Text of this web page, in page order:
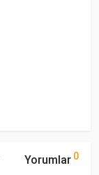
Yorumlar 0